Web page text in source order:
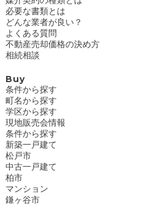
必要な書類とは
どんな業者が良い？
よくある質問
不動産売却価格の決め方
相続相談
Buy
条件から探す
町名から探す
学区から探す
現地販売会情報
条件から探す
新築一戸建て
松戸市
中古一戸建て
柏市
マンション
鎌ヶ谷市